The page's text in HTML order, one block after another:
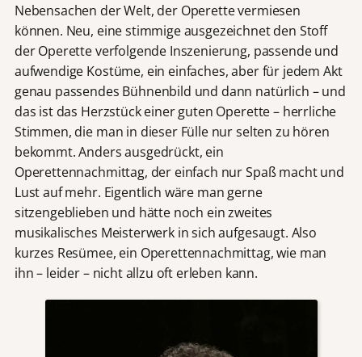
Nebensachen der Welt, der Operette vermiesen
können. Neu, eine stimmige ausgezeichnet den Stoff
der Operette verfolgende Inszenierung, passende und
aufwendige Kostüme, ein einfaches, aber für jedem Akt
genau passendes Bühnenbild und dann natürlich – und
das ist das Herzstück einer guten Operette – herrliche
Stimmen, die man in dieser Fülle nur selten zu hören
bekommt. Anders ausgedrückt, ein
Operettennachmittag, der einfach nur Spaß macht und
Lust auf mehr. Eigentlich wäre man gerne
sitzengeblieben und hätte noch ein zweites
musikalisches Meisterwerk in sich aufgesaugt. Also
kurzes Resümee, ein Operettennachmittag, wie man
ihn – leider – nicht allzu oft erleben kann.